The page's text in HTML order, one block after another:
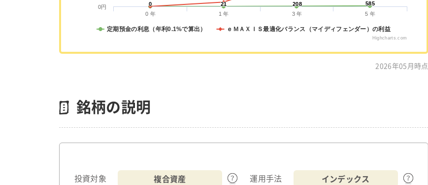
0
0 21
21 208
208 585
585
定期預金の利息（年利0.1%で算出） ｅＭＡＸＩＳ最適化バランス（マイディフェンダー）の利益
0 年 1 年 3 年 5 年
0円
Highcharts.com
2026年05月時点
銘柄の説明
投資対象 複合資産 運用手法 インデックス